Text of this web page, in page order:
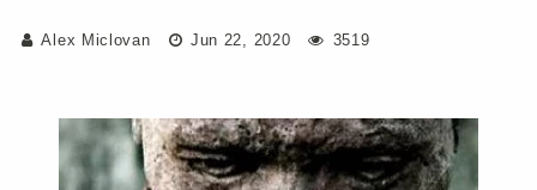
Alex Miclovan Jun 22, 2020 3519